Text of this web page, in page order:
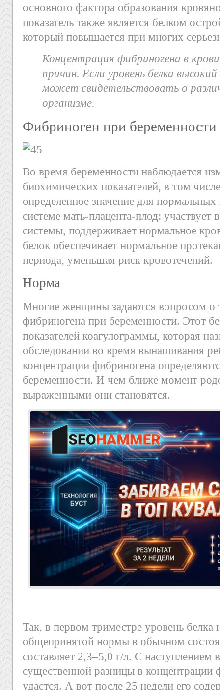
основного фактора образования
показатель также является белком
который повышается при многих
Концентрация фибриногена в
причин. Если уровень белка
может свидетельствовать о
организме.
Фибриноген при беременности
Во время беременности наблюдается
биохимических показателей, в том
определенное значение для
системе мать-плацента-плод: участвует
системы, поддерживает нормальное
белок обеспечивает нормальное
периода, уменьшая риск кровотечений.
Норма
Многие женщины задаются вопросом о
фибриногена при беременности. Этот
показателей коагулограммы, которая
обследовании во время вынашивания
концентрации фибриногена
беременности. И чем ближе момент
выраженными они становятся.
Так, в первом триместре уровень белка
общепринятой нормы в обычном
составляет 2,3–5,0 г/л. С наступлением
существенной разницы в концентрации
удастся. А вот после 25 недели его